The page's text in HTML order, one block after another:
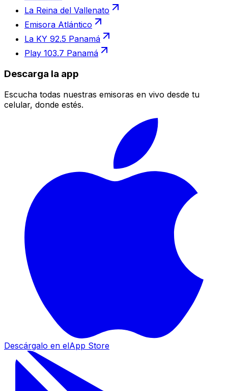
La Reina del Vallenato
Emisora Atlántico
La KY 92.5 Panamá
Play 103.7 Panamá
Descarga la app
Escucha todas nuestras emisoras en vivo desde tu
celular, donde estés.
Descárgalo en elApp Store